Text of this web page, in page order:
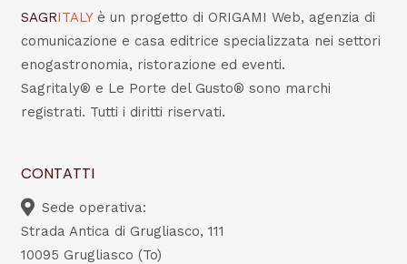
SAGRITALY è un progetto di ORIGAMI Web, agenzia di
comunicazione e casa editrice specializzata nei settori
enogastronomia, ristorazione ed eventi.
Sagritaly® e Le Porte del Gusto® sono marchi
registrati. Tutti i diritti riservati.
CONTATTI
Sede operativa:
Strada Antica di Grugliasco, 111
10095 Grugliasco (To)